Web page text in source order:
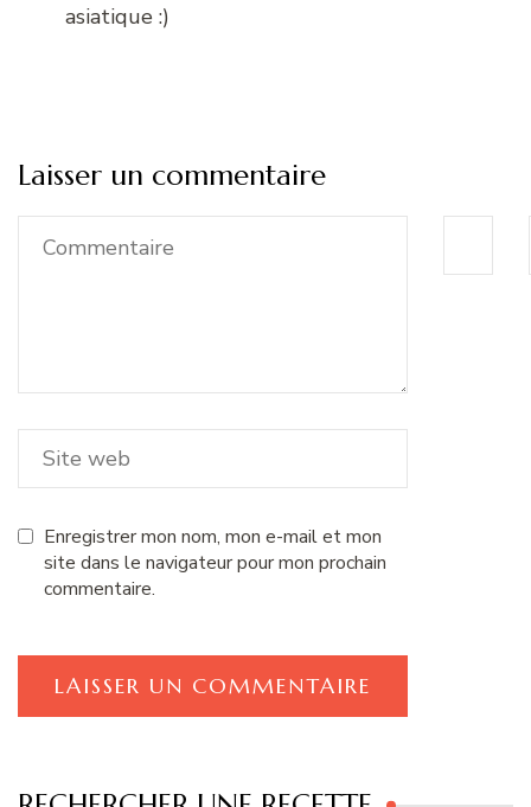
asiatique :)
Laisser un commentaire
Enregistrer mon nom, mon e-mail et mon
site dans le navigateur pour mon prochain
commentaire.